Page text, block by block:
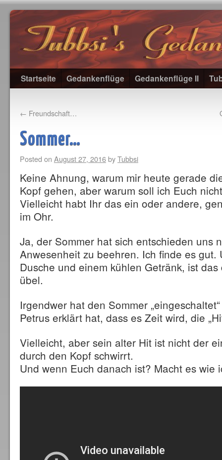
Startseite Gedankenflüge Gedankenflüge II
← Freundschaft…
Sommer…
Posted on August 27, 2016byTubbsi
Keine Ahnung, warum mir heute gerade
Kopf gehen, aber warum soll ich Euch
Vielleicht habt Ihr das ein oder andere,
im Ohr.
Ja, der Sommer hat sich entschieden uns
Anwesenheit zu beehren. Ich finde es gut.
Dusche und einem kühlen Getränk, ist
übel.
Irgendwer hat den Sommer
Petrus erklärt hat, dass es Zeit wird, die
Vielleicht, aber sein alter Hit ist nicht der
durch den Kopf schwirrt.
Und wenn Euch danach ist? Macht es wie